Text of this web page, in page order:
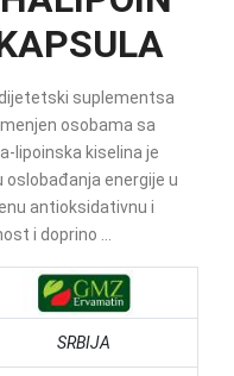
suplementsa
osobama sa
lipoinska kiselina je
energije u
antioksidativnu i
i doprino ...
SRBIJA